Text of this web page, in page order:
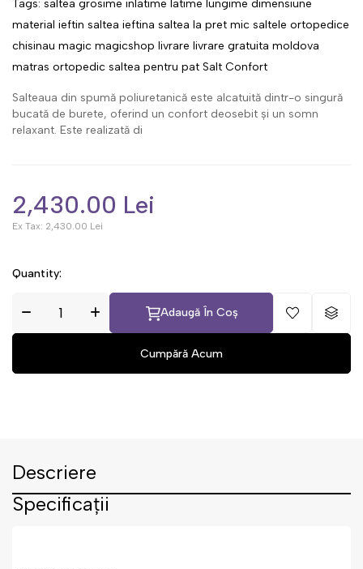
Tags: saltea grosime inlatime latime lungime dimensiune
material ieftin saltea ieftina saltea la pret mic saltele ortopedice
chisinau magic magicshop livrare livrare gratuita moldova
matras ortopedic saltea pentru pat Salt Confort
Salteaua din spumă poliuretanică este alcatuită dintr-o singură
bucată de burete, oferind un confort deosebit și un somn
relaxant. Este realizată di
2,430.00 Lei
Ex Tax: 2,430.00 Lei
Quantity:
Adaugă În Coș
Descriere
Specificații